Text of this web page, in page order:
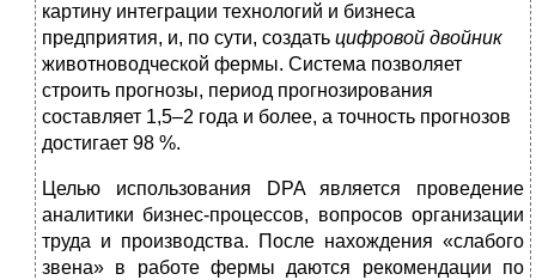
картину интеграции технологий и бизнеса
предприятия, и, по сути, создать цифровой двойник
животноводческой фермы. Система позволяет
строить прогнозы, период прогнозирования
составляет 1,5–2 года и более, а точность прогнозов
достигает 98 %.
Целью использования DPA является проведение
аналитики бизнес-процессов, вопросов организации
труда и производства. После нахождения «слабого
звена» в работе фермы даются рекомендации по